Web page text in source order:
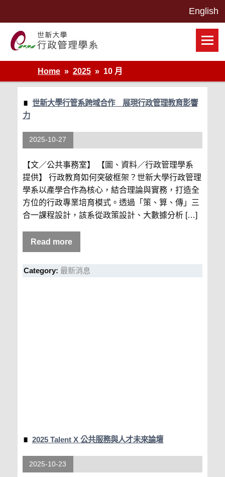
世新大學行政管理學系網站
Home
2025 10 月
世新大學行管系跨域合作 展現行政管理教育影響
力
2025-10-27
【文／公共事務室】 【圖、資料／行政管理學系
提供】 行政教育如何突破框架？世新大學行政管理
學系以產學合作為核心，結合理論與實務，打造全
方位的行政專業培育模式。透過「策、算、傳」三
合一課程設計，該系從政策設計、大數據分析 […]
Read more
Category: 最新消息
2025 Talent X 公共服務與人才未來論壇
2025-10-23